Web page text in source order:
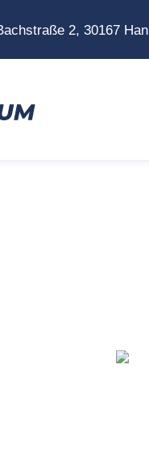
2, 30167